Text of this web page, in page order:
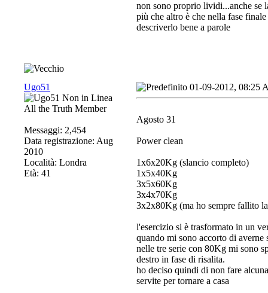
non sono proprio lividi...anche se
più che altro è che nella fase
descriverlo bene a parole
Ugo51
All the Truth Member
Messaggi: 2,454
Data registrazione: Aug
2010
Località: Londra
Età: 41
01-09-2012, 08:25
Agosto 31
Power clean
1x6x20Kg (slancio completo)
1x5x40Kg
3x5x60Kg
3x4x70Kg
3x2x80Kg (ma ho sempre fallito
l'esercizio si è trasformato in un
quando mi sono accorto di
nelle tre serie con 80Kg mi sono
destro in fase di risalita.
ho deciso quindi di non fare
servite per tornare a casa